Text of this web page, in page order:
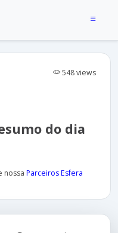
548 views
do dia
nossa Parceiros Esfera